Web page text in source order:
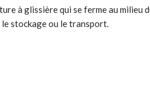
à glissière qui se ferme au milieu
stockage ou le transport.